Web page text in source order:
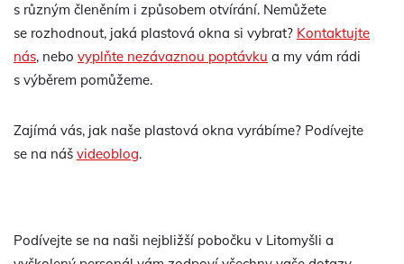
s různým členěním i způsobem otvírání. Nemůžete
se rozhodnout, jaká plastová okna si vybrat? Kontaktujte
nás, nebo vyplňte nezávaznou poptávku a my vám rádi
s výběrem pomůžeme.
Zajímá vás, jak naše plastová okna vyrábíme? Podívejte
se na náš videoblog.
Podívejte se na naši nejbližší pobočku v Litomyšli a